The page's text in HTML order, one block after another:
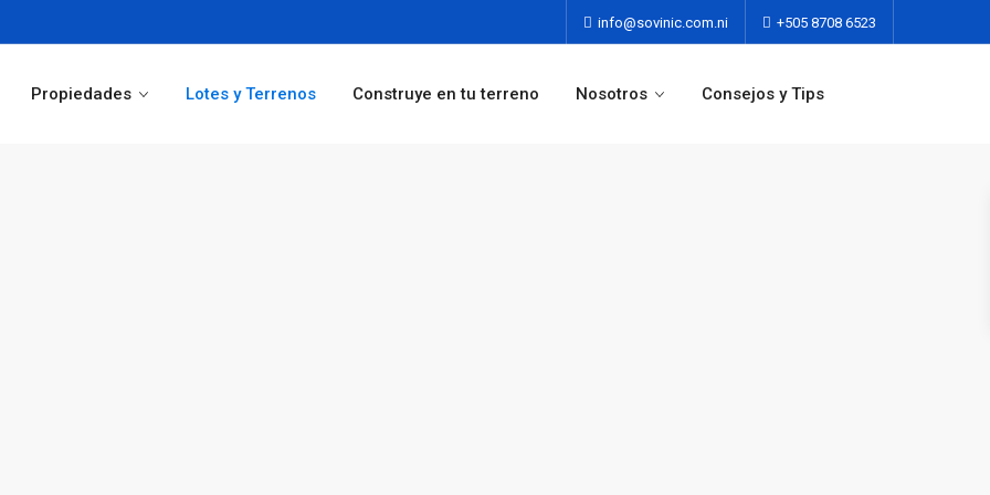
info@sovinic.com.ni +505 8708 6523
Propiedades Lotes y Terrenos Construye en tu terreno Nosotros Consejos y Tips